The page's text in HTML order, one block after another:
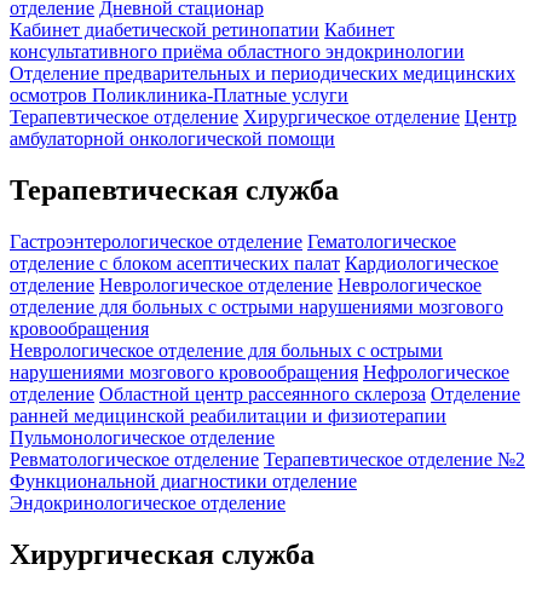
отделение Дневной стационар
Кабинет диабетической ретинопатии Кабинет
консультативного приёма областного эндокринологии
Отделение предварительных и периодических медицинских
осмотров Поликлиника-Платные услуги
Терапевтическое отделение Хирургическое отделение Центр
амбулаторной онкологической помощи
Терапевтическая служба
Гастроэнтерологическое отделение Гематологическое
отделение c блоком асептических палат Кардиологическое
отделение Неврологическое отделение Неврологическое
отделение для больных с острыми нарушениями мозгового
кровообращения
Неврологическое отделение для больных с острыми
нарушениями мозгового кровообращения Нефрологическое
отделение Областной центр рассеянного склероза Отделение
ранней медицинской реабилитации и физиотерапии
Пульмонологическое отделение
Ревматологическое отделение Терапевтическое отделение №2
Функциональной диагностики отделение
Эндокринологическое отделение
Хирургическая служба